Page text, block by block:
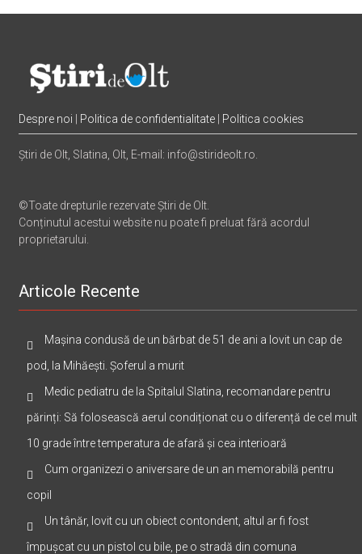
Despre noi Politica de confidentialitate Politica cookies
Știri de Olt, Slatina, Olt, E-mail: info@stirideolt.ro.
©Toate drepturile rezervate Știri de Olt.
Conținutul acestui website nu poate fi preluat fără acordul
proprietarului.
Articole Recente
Mașina condusă de un bărbat de 51 de ani a lovit un cap de
pod, la Mihăești. Șoferul a murit
Medic pediatru de la Spitalul Slatina, recomandare pentru
părinți: Să folosească aerul condiționat cu o diferență de cel mult
10 grade între temperatura de afară și cea interioară
Cum organizezi o aniversare de un an memorabilă pentru
copil
Un tânăr, lovit cu un obiect contondent, altul ar fi fost
împușcat cu un pistol cu bile, pe o stradă din comuna